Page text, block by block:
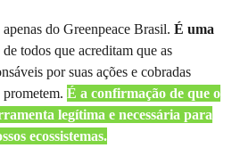
do Greenpeace Brasil. É uma
de todos que acreditam que as
por suas ações e cobradas
É a confirmação de que o
legítima e necessária para
ecossistemas.